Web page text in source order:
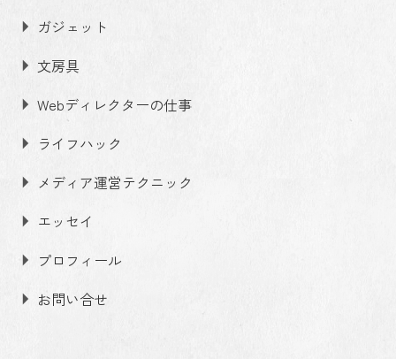
ガジェット
文房具
Webディレクターの仕事
ライフハック
メディア運営テクニック
エッセイ
プロフィール
お問い合せ